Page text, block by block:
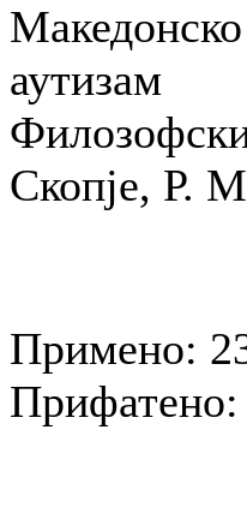
аутизам
Скопје, Р.
Примено: